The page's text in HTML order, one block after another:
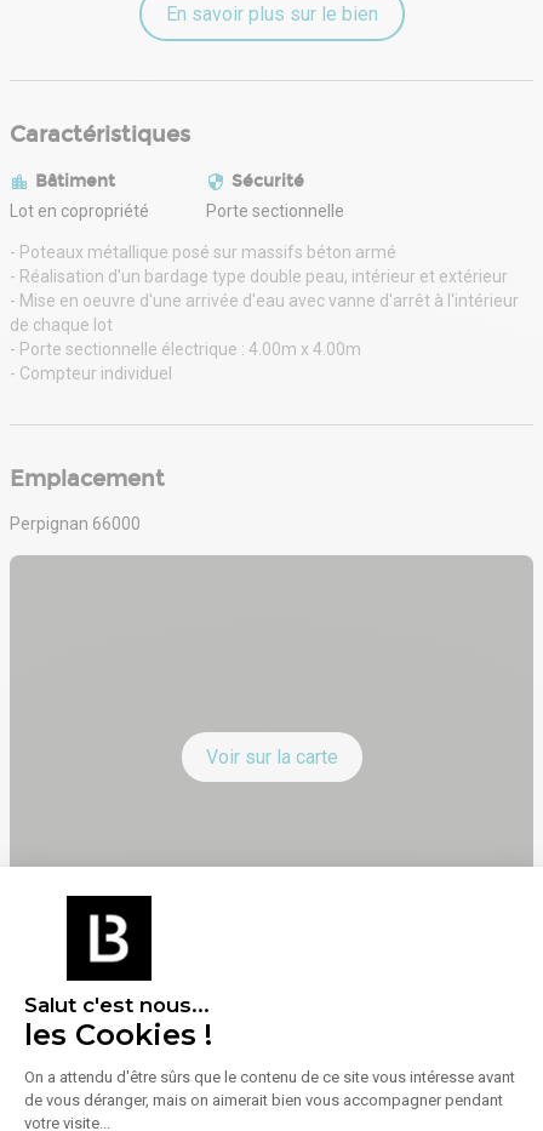
Salut c'est nous...
les Cookies !
On a attendu d'être sûrs que le contenu de ce site vous intéresse avant
de vous déranger, mais on aimerait bien vous accompagner pendant
votre visite...
En savoir plus sur le bien
Caractéristiques
Bâtiment
Lot en copropriété
Sécurité
Porte sectionnelle
- Poteaux métallique posé sur massifs béton armé
- Réalisation d'un bardage type double peau, intérieur et extérieur
- Mise en oeuvre d'une arrivée d'eau avec vanne d'arrêt à l'intérieur
de chaque lot
- Porte sectionnelle électrique : 4.00m x 4.00m
- Compteur individuel
Emplacement
Perpignan 66000
Voir sur la carte
Transports
Perpignan
2 km (soit 4 min en voiture)